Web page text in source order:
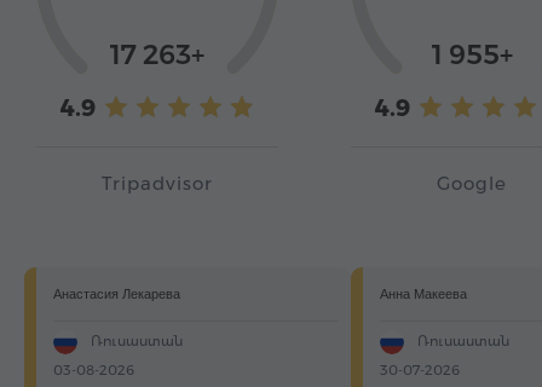
17 263+
4.9
Tripadvisor
1 955+
4.9
Google
Анастасия Лекарева
Ռուսաստան
03-08-2026
Анна Макеева
Ռուսաստան
30-07-2026